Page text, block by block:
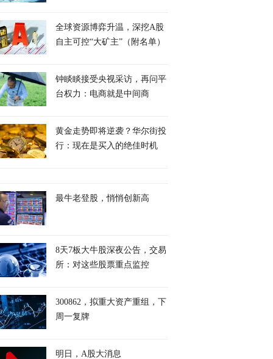
全球资源博弈升温，深挖A股
自主可控“大矿主”（附名单）
钟睒睒接受央视采访，再问平
台权力：电商就是中间商
黄金走势即将逆袭？华尔街投
行：现在是买入的绝佳时机
最牛老登股，悄悄创新高
8天7板大牛股深夜公告，交易
所：对这些股票重点监控
300862，拟重大资产重组，下
周一复牌
明日，A股大消息